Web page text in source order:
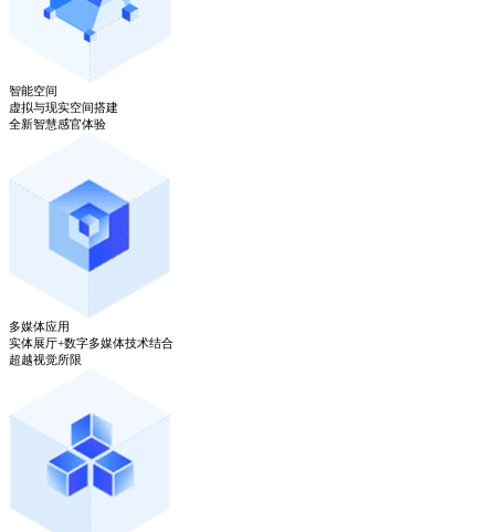
智能空间
虚拟与现实空间搭建
全新智慧感官体验
多媒体应用
实体展厅+数字多媒体技术结合
超越视觉所限